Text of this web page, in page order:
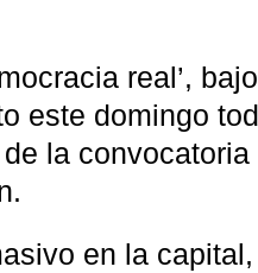
real’,
este domingo
la
en la